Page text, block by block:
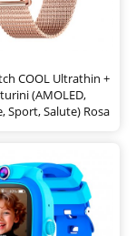
COOL Ultrathin +
(AMOLED,
Sport, Salute) Rosa